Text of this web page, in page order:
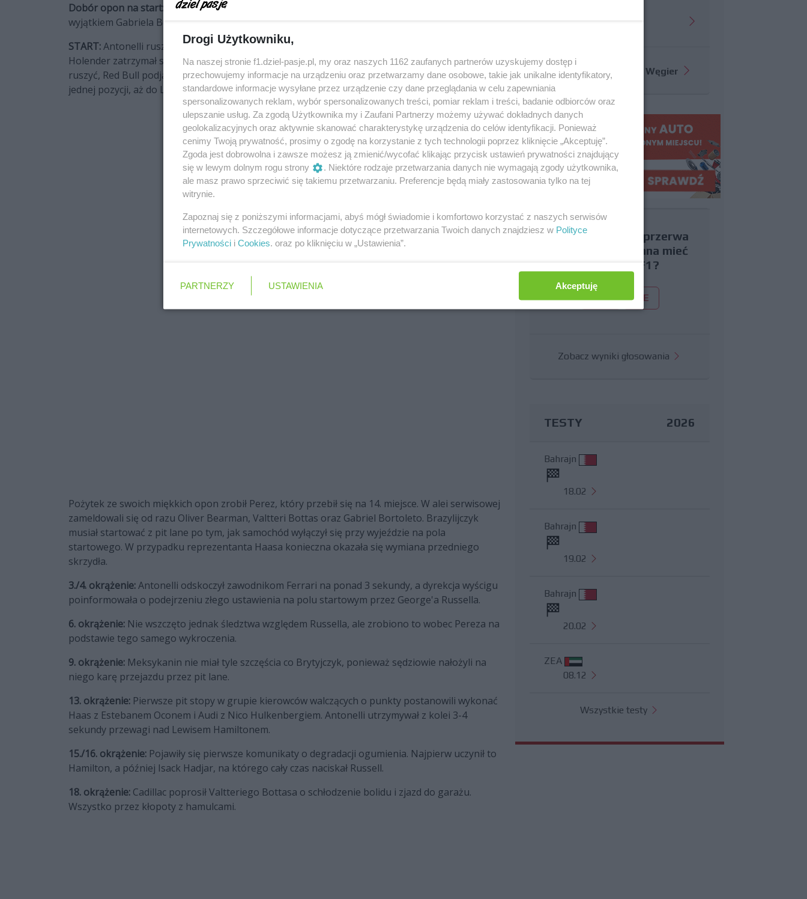
Dobór opon na start: Zdecydowana większość stawki postawiła na pośrednią mieszankę z
wyjątkiem Gabriela Bortoleto oraz przedstawicieli Cadillaca. Trójka ta otrzymała miękkie opony.
START:Antonelli ruszył w punkt, ale istotniejsze okazało się to, co stało się z Verstappenem.
Holender zatrzymał się tuż po opuszczeniu pola startowego i chociaż udało mu się później
ruszyć, Red Bull podjął decyzję o wycofaniu jego bolidu. Dzięki temu kolejni kierowcy zyskali po
jednej pozycji, aż do Lando Norrisa, który stracił miejsce na rzecz Pierre'a Gasly'ego.
Pożytek ze swoich miękkich opon zrobił Perez, który przebił się na 14. miejsce. W alei serwisowej
zameldowali się od razu Oliver Bearman, Valtteri Bottas oraz Gabriel Bortoleto. Brazylijczyk
musiał startować z pit lane po tym, jak samochód wyłączył się przy wyjeździe na pola
startowego. W przypadku reprezentanta Haasa konieczna okazała się wymiana przedniego
skrzydła.
3./4. okrążenie:Antonelli odskoczył zawodnikom Ferrari na ponad 3 sekundy, a dyrekcja wyścigu
poinformowała o podejrzeniu złego ustawienia na polu startowym przez George'a Russella.
6. okrążenie: Nie wszczęto jednak śledztwa względem Russella, ale zrobiono to wobec Pereza na
podstawie tego samego wykroczenia.
9. okrążenie: Meksykanin nie miał tyle szczęścia co Brytyjczyk, ponieważ sędziowie nałożyli na
niego karę przejazdu przez pit lane.
13. okrążenie: Pierwsze pit stopy w grupie kierowców walczących o punkty postanowili wykonać
Haas z Estebanem Oconem i Audi z Nico Hulkenbergiem. Antonelli utrzymywał z kolei 3-4
sekundy przewagi nad Lewisem Hamiltonem.
15./16. okrążenie: Pojawiły się pierwsze komunikaty o degradacji ogumienia. Najpierw uczynił to
Hamilton, a później Isack Hadjar, na którego cały czas naciskał Russell.
18. okrążenie: Cadillac poprosił Valtteriego Bottasa o schłodzenie bolidu i zjazd do garażu.
Wszystko przez kłopoty z hamulcami.
Więcej informacji o GP Węgier
Czy uważasz, że przerwa
wakacyjna powinna mieć
miejsce w F1?
TAK NIE
Zobacz wyniki głosowania
TESTY 2026
Bahrajn
18.02
Bahrajn
19.02
Bahrajn
20.02
ZEA
08.12
Wszystkie testy
Drogi Użytkowniku,
Na naszej stronie f1.dziel-pasje.pl, my oraz naszych 1162 zaufanych partnerów uzyskujemy dostęp i
przechowujemy informacje na urządzeniu oraz przetwarzamy dane osobowe, takie jak unikalne identyfikatory,
standardowe informacje wysyłane przez urządzenie czy dane przeglądania w celu zapewniania
spersonalizowanych reklam, wybór spersonalizowanych treści, pomiar reklam i treści, badanie odbiorców oraz
ulepszanie usług. Za zgodą Użytkownika my i Zaufani Partnerzy możemy używać dokładnych danych
geolokalizacyjnych oraz aktywnie skanować charakterystykę urządzenia do celów identyfikacji. Ponieważ
cenimy Twoją prywatność, prosimy o zgodę na korzystanie z tych technologii poprzez kliknięcie „Akceptuję”.
Zgoda jest dobrowolna i zawsze możesz ją zmienić/wycofać klikając przycisk ustawień prywatności znajdujący
się w lewym dolnym rogu strony
. Niektóre rodzaje przetwarzania danych nie wymagają zgody użytkownika,
ale masz prawo sprzeciwić się takiemu przetwarzaniu. Preferencje będą miały zastosowania tylko na tej
witrynie.
Zapoznaj się z poniższymi informacjami, abyś mógł świadomie i komfortowo korzystać z naszych serwisów
internetowych. Szczegółowe informacje dotyczące przetwarzania Twoich danych znajdziesz w Polityce
Prywatności i Cookies. oraz po kliknięciu w „Ustawienia”.
PARTNERZY USTAWIENIA Akceptuję